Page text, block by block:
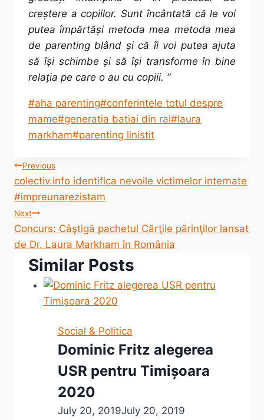
creștere a copiilor. Sunt încântată că le voi
putea împărtăși metoda mea metoda mea
de parenting blând și că îi voi putea ajuta
să își schimbe și să își transforme în bine
relația pe care o au cu copiii. “
Post
Tags:
#aha parenting#conferintele totul despre
mame#generatia batiai din rai#laura
markham#parenting linistit
Post
navigation
Previous
colectiv.info identifica nevoile victimelor internate
#impreunarezistam
Next
Concurs: Câştigă pachetul Cărţile părinţilor lansat
de Dr. Laura Markham în România
Similar Posts
Social & Politica
Dominic Fritz alegerea
USR pentru Timișoara
2020
July 20, 2019July 20, 2019